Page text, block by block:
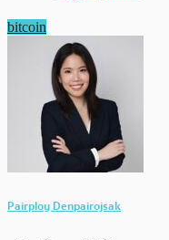
bitcoin
Pairploy Denpairojsak